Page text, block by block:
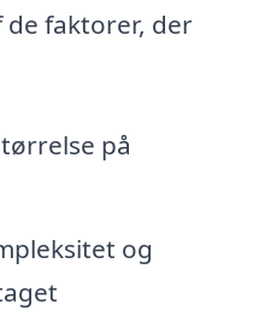
de faktorer, der
på
og